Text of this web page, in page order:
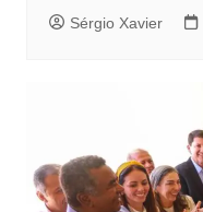
Sérgio Xavier